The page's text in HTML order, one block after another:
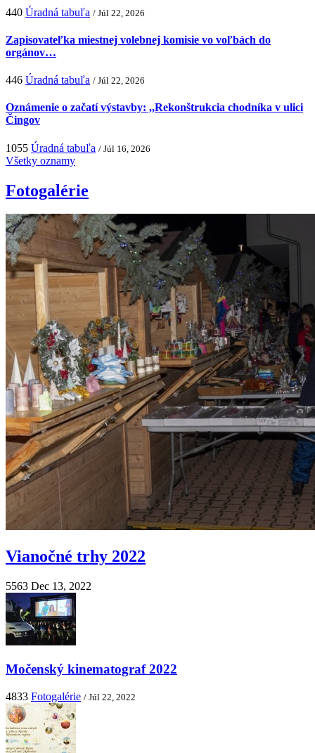
440 Úradná tabuľa / Júl 22, 2026
Zapisovateľka miestnej volebnej komisie vo voľbách do
orgánov…
446 Úradná tabuľa / Júl 22, 2026
Oznámenie o začatí výstavby: ,,Rekonštrukcia chodníka v ulici
Čingov
1055 Úradná tabuľa / Júl 16, 2026
Všetky oznamy
Fotogalérie
Vianočné trhy 2022
5563 Dec 13, 2022
Močenský kinematograf 2022
4833 Fotogalérie / Júl 22, 2022